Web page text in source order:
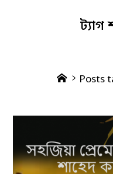
ট্যাগ
Home
Posts